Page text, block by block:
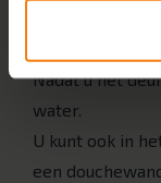
Nadat u het
water.
U kunt ook in
een